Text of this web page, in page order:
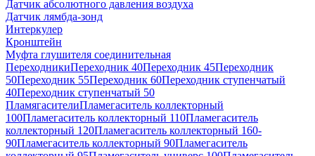
Датчик абсолютного давления воздуха
Датчик лямбда-зонд
Интеркулер
Кронштейн
Муфта глушителя соединительная
ПереходникиПереходник 40Переходник 45Переходник
50Переходник 55Переходник 60Переходник ступенчатый
40Переходник ступенчатый 50
ПламягасителиПламегаситель коллекторный
100Пламегаситель коллекторный 110Пламегаситель
коллекторный 120Пламегаситель коллекторный 160-
90Пламегаситель коллекторный 90Пламегаситель